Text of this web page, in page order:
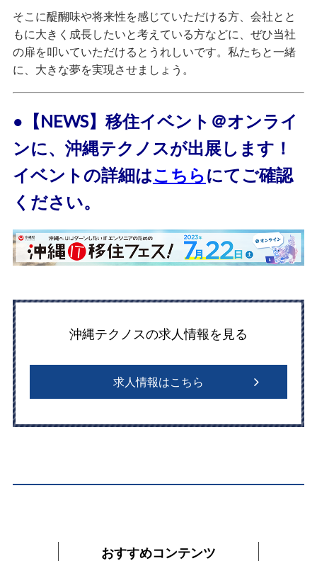
そこに醍醐味や将来性を感じていただける方、会社とと
もに大きく成長したいと考えている方などに、ぜひ当社
の扉を叩いていただけるとうれしいです。私たちと一緒
に、大きな夢を実現させましょう。
●【NEWS】移住イベント＠オンライ
ンに、沖縄テクノスが出展します！
イベントの詳細はこちらにてご確認
ください。
沖縄テクノスの求人情報を見る
求人情報はこちら
おすすめコンテンツ